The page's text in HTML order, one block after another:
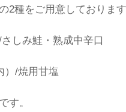
2種をご用意しております
しみ鮭・熟成中辛口
）/焼用甘塩
す。